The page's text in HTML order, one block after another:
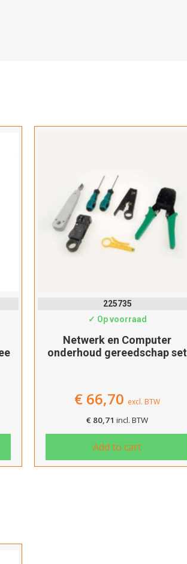
225735
✓ Op voorraad
Netwerk en Computer
onderhoud gereedschap set
€ 66,70 excl. BTW
€ 80,71 incl. BTW
Add to cart
toegevoegd aan uw winkelwagen!